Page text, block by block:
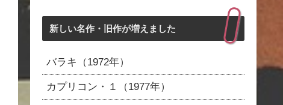
新しい名作・旧作が増えました
バラキ（1972年）
カプリコン・１（1977年）